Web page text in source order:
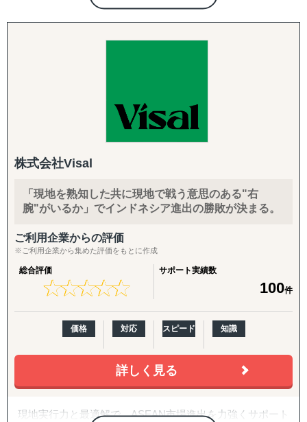
進出を考えている市場をマクロ的視点、ミクロ的視点から
調査・分析いたします。
提供することができます。
市場調査では、有識者へのヒアリングなど多くのサービス
を展開しておりますが、貴社にとって適切な調査・分析を
ご提案させていただきます。
いったお悩みを抱えるご担当者の方は、壁打ちからでも対
応できますので、まずはご相談ください。
②競合調査
「競合がなぜ成功・失敗したのかわからない」といったご
相談をよくいただきます。
弊社の競合調査では、競合の戦略を徹底的に解剖し、貴社
のマーケティング戦略の支援まで実施します。
サービス内容としては、業界の第一線を走る方への一次取
材などをご提供しております。
また、他社が関わる分野の調査ということもあり、匿名性
や守秘義務も徹底遵守しています。そのため、クライアン
トからも大変好評をいただいております。
双方に適切なパートナーシップ構築であることをポリシー
>>> 世界40カ国のネットワークで国内・海外の視点か
ら最新の調査・分析を実施します。
>>> 海外進出の様々な局面において、ワンストップサ
ービスを効率的に提供します。
③『大手調査会社・シンクタンクとの信頼と実績』
ーに対応してきた経験があります。
④『徹底したフォローアップとスピーディーなバックアッ
プ体制』
>>> 様々なニーズにマッチした最適なソリューション
で迅速にサポートします。
株式会社グロスペリティは、**「海外進出の成功を"特
別"ではなく"当たり前"にする」**ことをミッションに掲
立案と米国現地での実行を、同じチームでシームレスにつ
なぐ体制を強みとしています。
年間約50社、累計100社以上の日本企業の海外進出をご支
援。食品・日用品・キッチン用品・伝統工芸品・スポーツ
用品・機械部品・化粧品など、対応業界は10以上にわたり
ます。「英語ができない」「輸出経験がない」中小企業の
最初の一歩から、本格的な売上拡大までを、日本語で安心
【こんなお悩みをお持ちの企業さまへ】
・海外展開に興味はあるが、「どの国に・何を・どうやっ
て」売るかの方向性が定まっていない
・現地に売り込む営業リソース・ノウハウが社内にない
・自社に合うパートナー・代理店をどう探せばよいかわか
・Amazon USや越境ECに出したいが、出品・運用のノウ
・FDA登録の進め方や、現地物流の組み方に不安がある
株式会社Visal
「現地を熟知した共に現地で戦う意思のある"右
腕"がいるか」でインドネシア進出の勝敗が決まる。
ご利用企業からの評価
※ご利用企業から集めた評価をもとに作成
総合評価
★★★★★
★★★★★
サポート実績数
100件
価格 対応 スピード 知識
詳しく見る
現地実行力と最適解で、ASEAN市場進出を力強くサポート